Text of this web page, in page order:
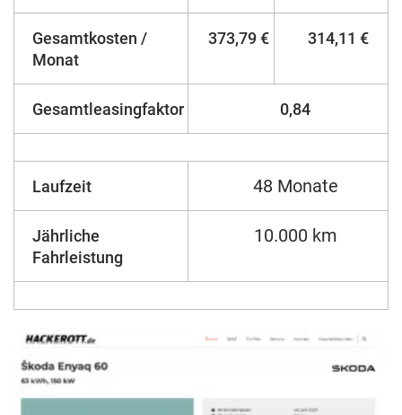
Gesamtkosten /
Monat
373,79 € 314,11 €
Gesamtleasingfaktor 0,84
Laufzeit 48 Monate
Jährliche
Fahrleistung
10.000 km